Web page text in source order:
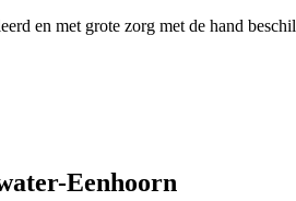
en met grote zorg met de hand
Eenhoorn